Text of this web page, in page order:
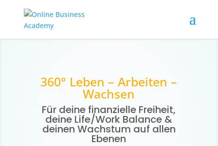
360° Leben – Arbeiten –
Wachsen
Für deine finanzielle Freiheit,
deine Life/Work Balance &
deinen Wachstum auf allen
Ebenen